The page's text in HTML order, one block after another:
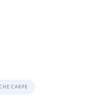
CARPE